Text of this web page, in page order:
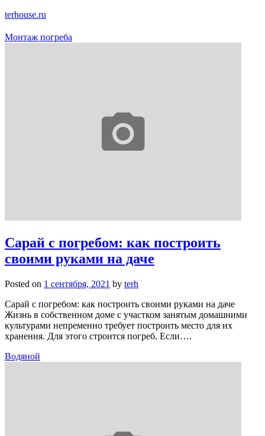
terhouse.ru
Монтаж погреба
Сарай с погребом: как построить
своими руками на даче
Posted on 1 сентября, 2021 by terh
Сарай с погребом: как построить своими руками на даче
Жизнь в собственном доме с участком занятым домашними
культурами непременно требует построить место для их
хранения. Для этого строится погреб. Если….
Водяной